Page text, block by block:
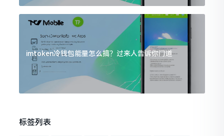
imtoken冷钱包能量怎么搞？过来人告诉你门道
标签列表